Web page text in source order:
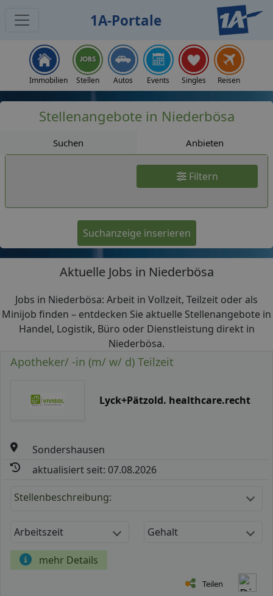
1A-Portale
Immobilien Stellen Autos Events Singles Reisen
Stellenangebote in Niederbösa
Suchen Anbieten
Filtern
Suchanzeige inserieren
Aktuelle Jobs in Niederbösa
Jobs in Niederbösa: Arbeit in Vollzeit, Teilzeit oder als
Minijob finden – entdecken Sie aktuelle Stellenangebote in
Handel, Logistik, Büro oder Dienstleistung direkt in
Niederbösa.
Apotheker/ -in (m/ w/ d) Teilzeit
Lyck+Pätzold. healthcare.recht
Sondershausen
aktualisiert seit: 07.08.2026
Stellenbeschreibung:
Arbeitszeit Gehalt
mehr Details
Teilen